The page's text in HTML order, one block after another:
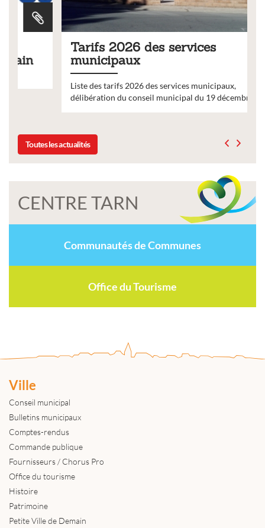
Tarifs 2026 des services
municipaux
Liste des tarifs 2026 des services municipaux,
délibération du conseil municipal du 19 décembre 2025
Toutes les actualités
CENTRE TARN
Communautés de Communes
Office du Tourisme
Ville
Conseil municipal
Bulletins municipaux
Comptes-rendus
Commande publique
Fournisseurs / Chorus Pro
Office du tourisme
Histoire
Patrimoine
Petite Ville de Demain